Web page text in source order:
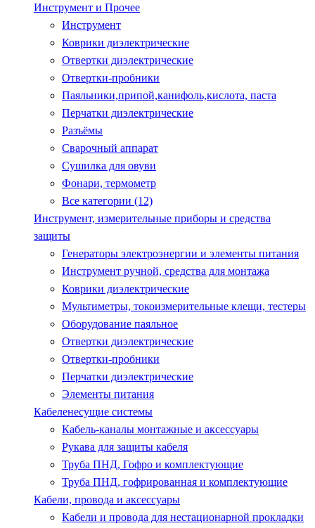
Инструмент и Прочее
Инструмент
Коврики диэлектрические
Отвертки диэлектрические
Отвертки-пробники
Паяльники,припой,канифоль,кислота, паста
Перчатки диэлектрические
Разъёмы
Сварочный аппарат
Сушилка для овуви
Фонари, термометр
Все категории (12)
Инструмент, измерительные приборы и средства
защиты
Генераторы электроэнергии и элементы питания
Инструмент ручной, средства для монтажа
Коврики диэлектрические
Мультиметры, токоизмерительные клещи, тестеры
Оборудование паяльное
Отвертки диэлектрические
Отвертки-пробники
Перчатки диэлектрические
Элементы питания
Кабеленесущие системы
Кабель-каналы монтажные и аксессуары
Рукава для защиты кабеля
Труба ПНД, Гофро и комплектующие
Труба ПНД, гофрированная и комплектующие
Кабели, провода и аксессуары
Кабели и провода для нестационарной прокладки